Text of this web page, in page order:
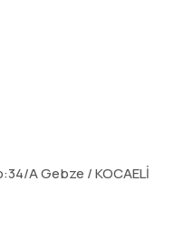
A Gebze / KOCAELİ